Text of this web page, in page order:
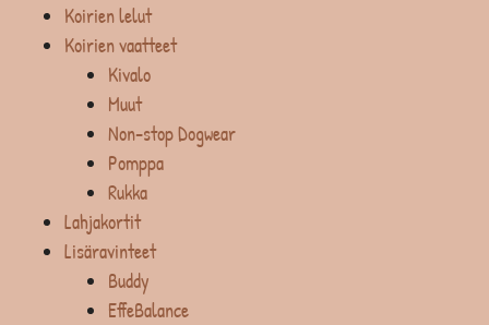
Koirien lelut
Koirien vaatteet
Kivalo
Muut
Non-stop Dogwear
Pomppa
Rukka
Lahjakortit
Lisäravinteet
Buddy
EffeBalance